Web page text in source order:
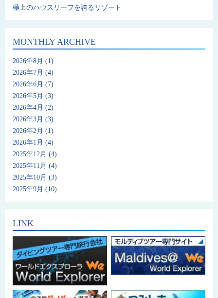
極上のハウスリーフを誇るリゾート
MONTHLY ARCHIVE
2026年8月 (1)
2026年7月 (4)
2026年6月 (7)
2026年5月 (3)
2026年4月 (2)
2026年3月 (3)
2026年2月 (1)
2026年1月 (4)
2025年12月 (4)
2025年11月 (4)
2025年10月 (3)
2025年9月 (10)
LINK